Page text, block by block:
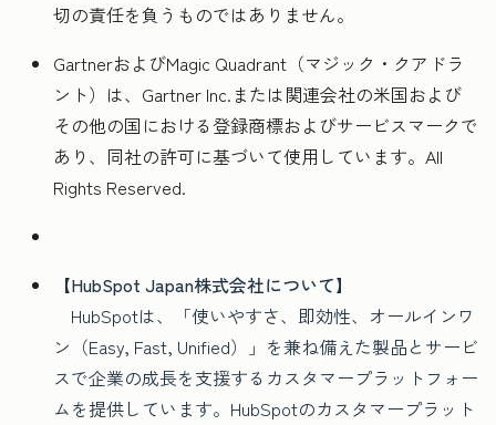
切の責任を負うものではありません。
GartnerおよびMagic Quadrant（マジック・クアドラ
ント）は、Gartner Inc.または関連会社の米国および
その他の国における登録商標およびサービスマークで
あり、同社の許可に基づいて使用しています。All
Rights Reserved.
【HubSpot Japan株式会社について】
HubSpotは、「使いやすさ、即効性、オールインワ
ン（Easy, Fast, Unified）」を兼ね備えた製品とサービ
スで企業の成長を支援するカスタマープラットフォー
ムを提供しています。HubSpotのカスタマープラット